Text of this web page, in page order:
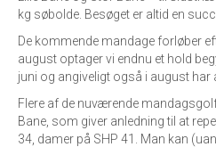
kg søbolde. Besøget er altid en
De kommende mandage forløber
august optager vi endnu et hold
juni og angiveligt også i august har
Flere af de nuværende
Bane, som giver anledning til at
34, damer på SHP 41. Man kan